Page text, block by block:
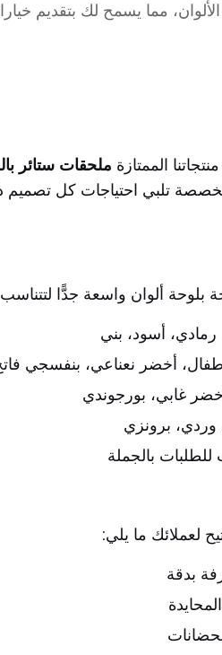
مما يسمح لك بتقديم
الممتازة ملحقات ستائر
تلبي احتياجات كل
بلوحة ألوان واسعة جدًّا
أسود، بني
أخضر نعناعي، بنفسجي
غابي، بورجوندي
برونزي
بالجملة
لعملائك ما يلي:
بدقة